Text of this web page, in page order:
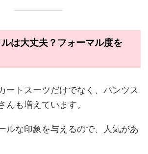
は大丈夫？フォーマル度を
ートスーツだけでなく、パンツス
んも増えています。
ルな印象を与えるので、人気があ